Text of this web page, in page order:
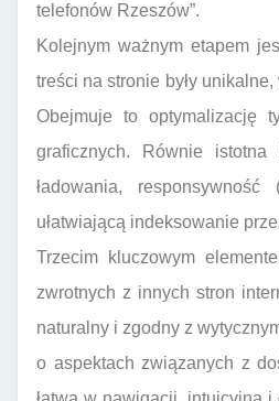
telefonów Rzeszów”.
Kolejnym ważnym etapem
treści na stronie były
Obejmuje to optymalizację
graficznych. Równie
ładowania,
ułatwiającą indeksowanie
Trzecim kluczowym
zwrotnych z innych stron
naturalny i zgodny z
o aspektach związanych z